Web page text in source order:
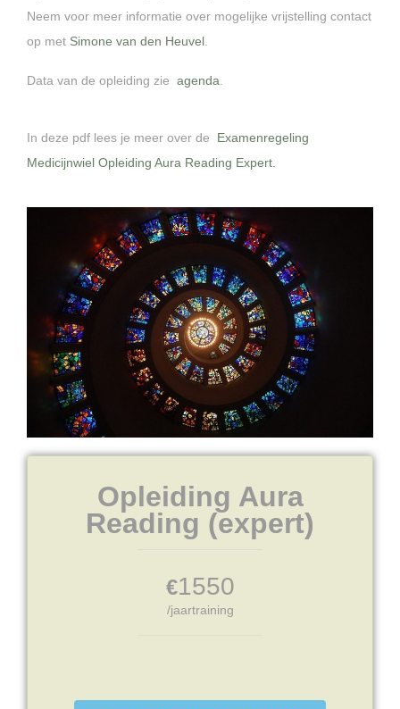
Neem voor meer informatie over mogelijke vrijstelling contact
op met Simone van den Heuvel
Data van de opleiding zie agenda
In deze pdf lees je meer over de Examenregeling
Medicijnwiel Opleiding Aura Reading Expert.
Opleiding Aura
Reading (expert)
€1550
/jaartraining